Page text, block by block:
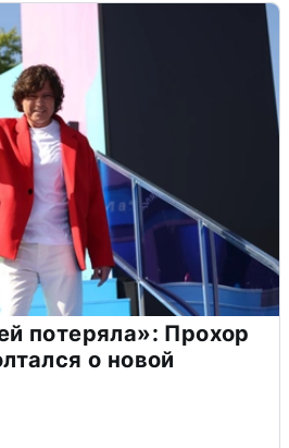
потеряла»: Прохор
о новой